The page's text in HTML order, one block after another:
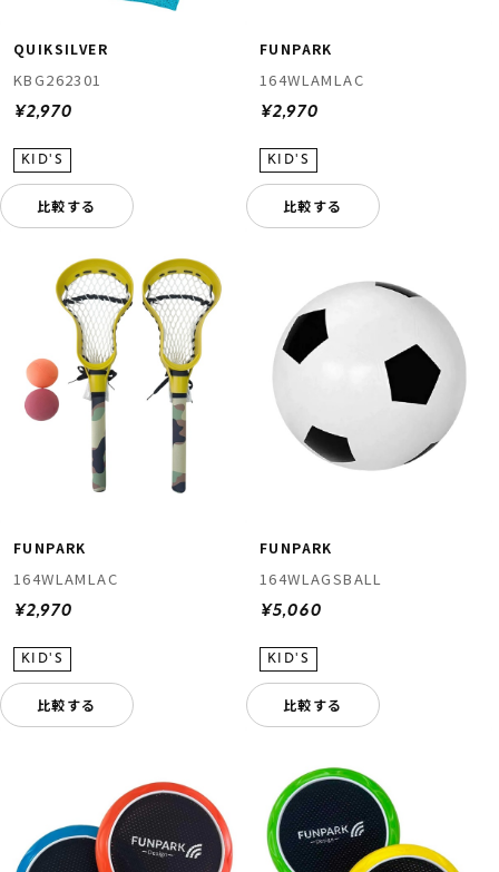
QUIKSILVER
KBG262301
¥2,970
比較する
FUNPARK
164WLAMLAC
¥2,970
比較する
FUNPARK
164WLAMLAC
¥2,970
比較する
FUNPARK
164WLAGSBALL
¥5,060
比較する